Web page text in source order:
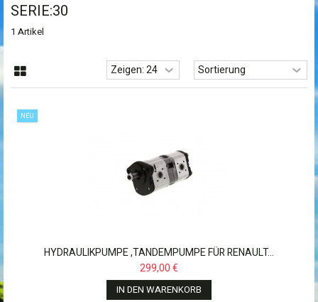
SERIE:30
1 Artikel
NEU
HYDRAULIKPUMPE ,TANDEMPUMPE FÜR RENAULT...
299,00 €
IN DEN WARENKORB